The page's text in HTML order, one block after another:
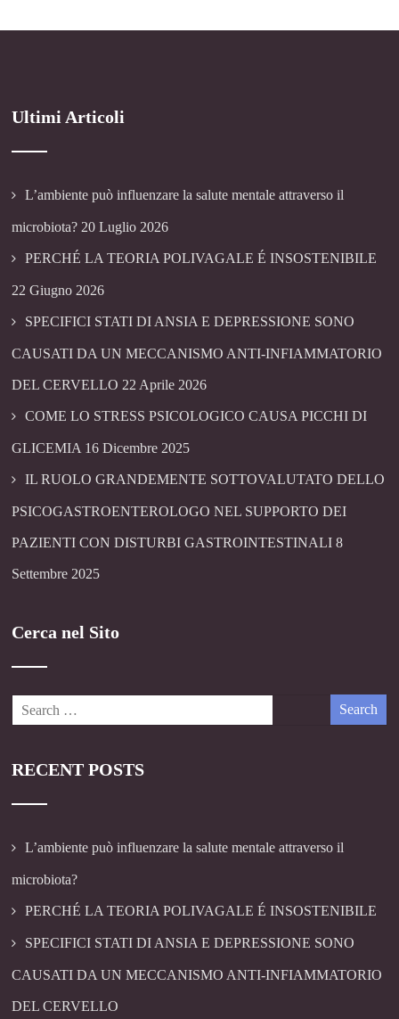
Ultimi Articoli
L’ambiente può influenzare la salute mentale attraverso il
microbiota? 20 Luglio 2026
PERCHÉ LA TEORIA POLIVAGALE É INSOSTENIBILE
22 Giugno 2026
SPECIFICI STATI DI ANSIA E DEPRESSIONE SONO
CAUSATI DA UN MECCANISMO ANTI-INFIAMMATORIO
DEL CERVELLO 22 Aprile 2026
COME LO STRESS PSICOLOGICO CAUSA PICCHI DI
GLICEMIA 16 Dicembre 2025
IL RUOLO GRANDEMENTE SOTTOVALUTATO DELLO
PSICOGASTROENTEROLOGO NEL SUPPORTO DEI
PAZIENTI CON DISTURBI GASTROINTESTINALI 8
Settembre 2025
Cerca nel Sito
RECENT POSTS
L’ambiente può influenzare la salute mentale attraverso il
microbiota?
PERCHÉ LA TEORIA POLIVAGALE É INSOSTENIBILE
SPECIFICI STATI DI ANSIA E DEPRESSIONE SONO
CAUSATI DA UN MECCANISMO ANTI-INFIAMMATORIO
DEL CERVELLO